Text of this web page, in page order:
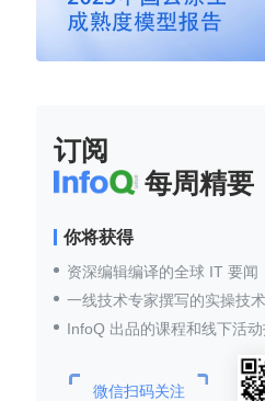
订阅
每周精要
你将获得
资深编辑编译的全球 IT 要闻
一线技术专家撰写的实操技
InfoQ 出品的课程和线下活
微信扫码关注